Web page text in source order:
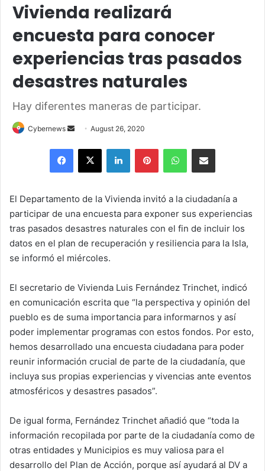
Vivienda realizará
encuesta para conocer
experiencias tras pasados
desastres naturales
Hay diferentes maneras de participar.
Cybernews
Send
email
August 26, 2020
Facebook
X LinkedInPinterestWhatsAppShare via Email
El Departamento de la Vivienda invitó a la ciudadanía a
participar de una encuesta para exponer sus experiencias
tras pasados desastres naturales con el fin de incluir los
datos en el plan de recuperación y resiliencia para la Isla,
se informó el miércoles.
El secretario de Vivienda Luis Fernández Trinchet, indicó
en comunicación escrita que “la perspectiva y opinión del
pueblo es de suma importancia para informarnos y así
poder implementar programas con estos fondos. Por esto,
hemos desarrollado una encuesta ciudadana para poder
reunir información crucial de parte de la ciudadanía, que
incluya sus propias experiencias y vivencias ante eventos
atmosféricos y desastres pasados”.
De igual forma, Fernández Trinchet añadió que “toda la
información recopilada por parte de la ciudadanía como de
otras entidades y Municipios es muy valiosa para el
desarrollo del Plan de Acción, porque así ayudará al DV a